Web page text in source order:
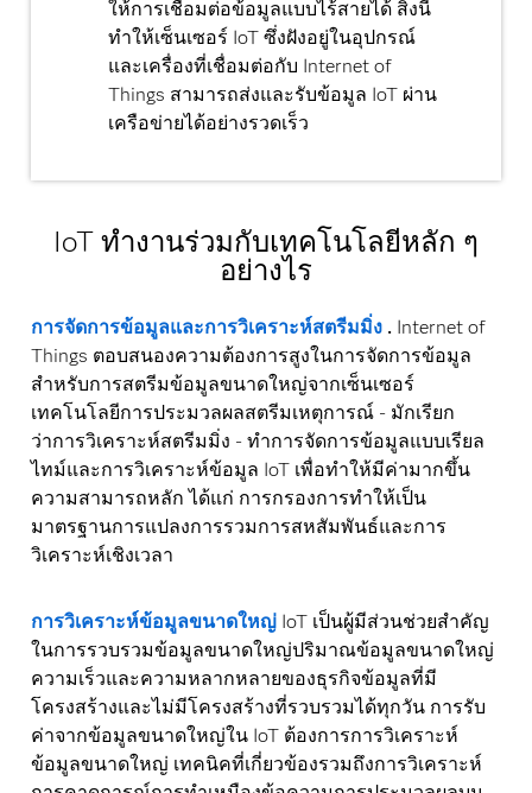
ให้การเชื่อมต่อข้อมูลแบบไร้สายได้ สิ่งนี้
ทำให้เซ็นเซอร์ IoT ซึ่งฝังอยู่ในอุปกรณ์
และเครื่องที่เชื่อมต่อกับ Internet of
Things สามารถส่งและรับข้อมูล IoT ผ่าน
เครือข่ายได้อย่างรวดเร็ว
IoT ทำงานร่วมกับเทคโนโลยีหลัก ๆ
อย่างไร
การจัดการข้อมูลและการวิเคราะห์สตรีมมิ่ง . Internet of
Things ตอบสนองความต้องการสูงในการจัดการข้อมูล
สำหรับการสตรีมข้อมูลขนาดใหญ่จากเซ็นเซอร์
เทคโนโลยีการประมวลผลสตรีมเหตุการณ์ - มักเรียก
ว่าการวิเคราะห์สตรีมมิ่ง - ทำการจัดการข้อมูลแบบเรียล
ไทม์และการวิเคราะห์ข้อมูล IoT เพื่อทำให้มีค่ามากขึ้น
ความสามารถหลัก ได้แก่ การกรองการทำให้เป็น
มาตรฐานการแปลงการรวมการสหสัมพันธ์และการ
วิเคราะห์เชิงเวลา
การวิเคราะห์ข้อมูลขนาดใหญ่ IoT เป็นผู้มีส่วนช่วยสำคัญ
ในการรวบรวมข้อมูลขนาดใหญ่ปริมาณข้อมูลขนาดใหญ่
ความเร็วและความหลากหลายของธุรกิจข้อมูลที่มี
โครงสร้างและไม่มีโครงสร้างที่รวบรวมได้ทุกวัน การรับ
ค่าจากข้อมูลขนาดใหญ่ใน IoT ต้องการการวิเคราะห์
ข้อมูลขนาดใหญ่ เทคนิคที่เกี่ยวข้องรวมถึงการวิเคราะห์